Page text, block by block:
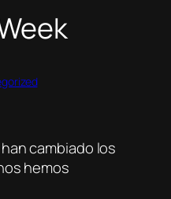
cambiado los
hemos